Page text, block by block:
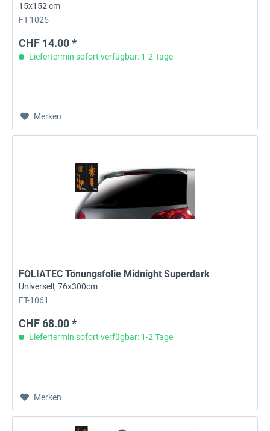
15x152 cm
FT-1025
CHF 14.00 *
Liefertermin sofort verfügbar: 1-2 Tage
Merken
FOLIATEC Tönungsfolie Midnight Superdark
Universell, 76x300cm
FT-1061
CHF 68.00 *
Liefertermin sofort verfügbar: 1-2 Tage
Merken